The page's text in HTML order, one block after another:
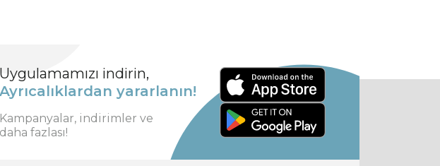
Uygulamamızı indirin,
Ayrıcalıklardan yararlanın!
Kampanyalar, indirimler ve
daha fazlası!